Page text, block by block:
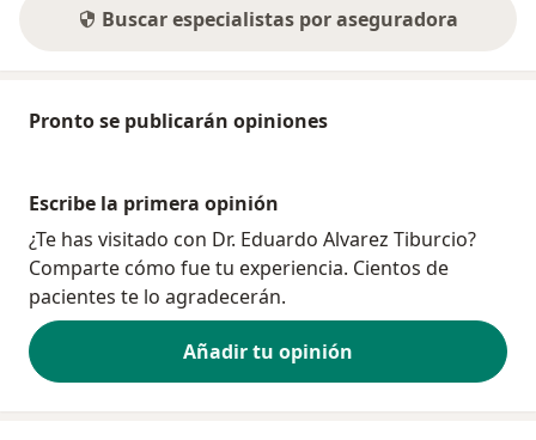
Buscar especialistas por aseguradora
Pronto se publicarán opiniones
Escribe la primera opinión
¿Te has visitado con Dr. Eduardo Alvarez Tiburcio?
Comparte cómo fue tu experiencia. Cientos de
pacientes te lo agradecerán.
Añadir tu opinión